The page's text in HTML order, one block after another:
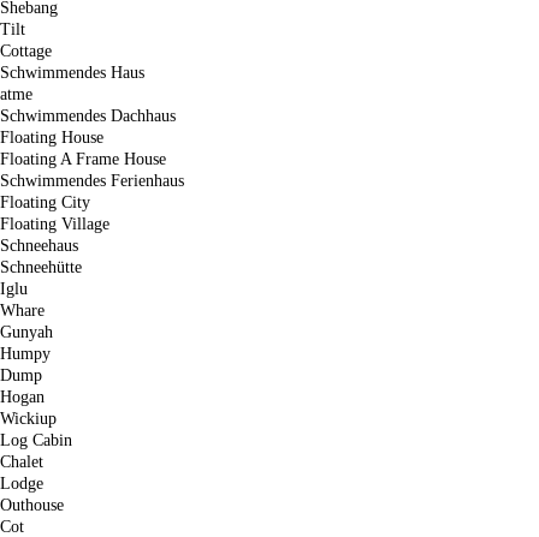
Shebang
Tilt
Cottage
Schwimmendes Haus
atme
Schwimmendes Dachhaus
Floating House
Floating A Frame House
Schwimmendes Ferienhaus
Floating City
Floating Village
Schneehaus
Schneehütte
Iglu
Whare
Gunyah
Humpy
Dump
Hogan
Wickiup
Log Cabin
Chalet
Lodge
Outhouse
Cot